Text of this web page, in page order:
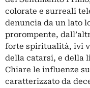
colorate e surreali
denuncia da un lato
prorompente,
forte spiritualità, ivi
della catarsi, e della
Chiare le influenze
caratterizzato da